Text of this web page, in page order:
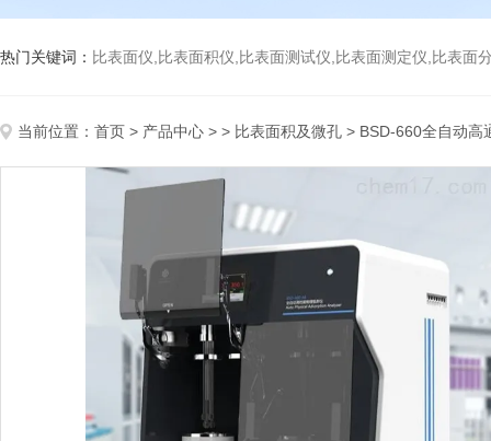
热门关键词： 比表面仪,比表面积仪,比表面测试仪,比表面测定仪,比表面分析仪,比表
当前位置： 首页 > 产品中心 > > 比表面积及微孔 > BSD-660全自动高